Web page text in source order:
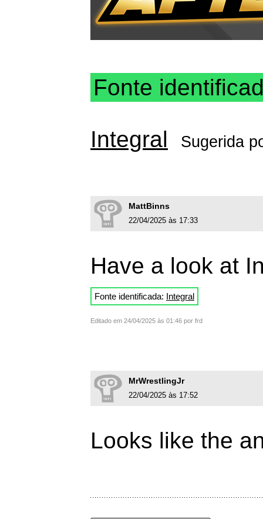
Fonte
Integral Sugerida
MattBinns
22/04/2025 às 17:33
Have a look at
Fonte identificada: Integral
Editado em 24/04/2025 às 01:46 por frd
MrWrestlingJr
22/04/2025 às 17:52
Looks like the